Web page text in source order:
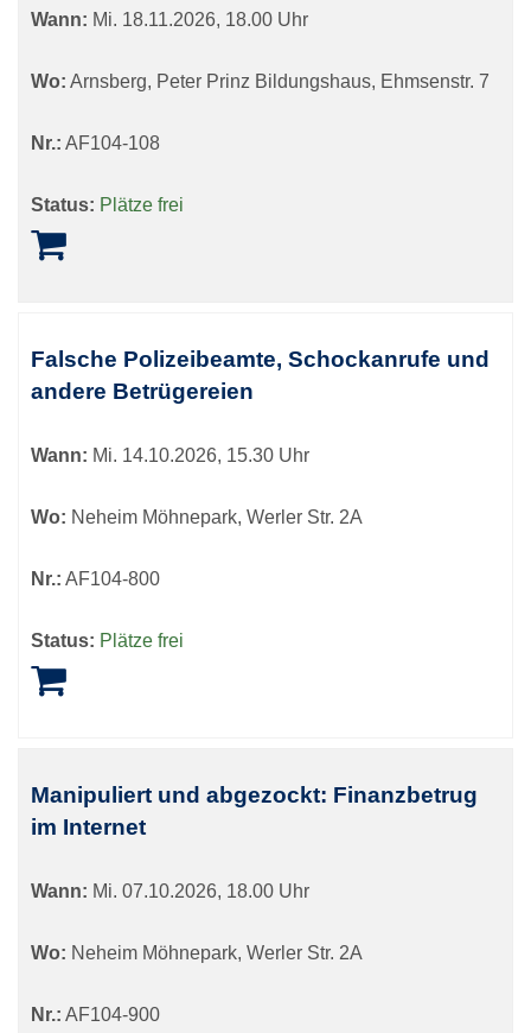
Wann: Mi. 18.11.2026, 18.00 Uhr
Wo: Arnsberg, Peter Prinz Bildungshaus, Ehmsenstr. 7
Nr.: AF104-108
Status: Plätze frei
Falsche Polizeibeamte, Schockanrufe und
andere Betrügereien
Wann: Mi. 14.10.2026, 15.30 Uhr
Wo: Neheim Möhnepark, Werler Str. 2A
Nr.: AF104-800
Status: Plätze frei
Manipuliert und abgezockt: Finanzbetrug
im Internet
Wann: Mi. 07.10.2026, 18.00 Uhr
Wo: Neheim Möhnepark, Werler Str. 2A
Nr.: AF104-900